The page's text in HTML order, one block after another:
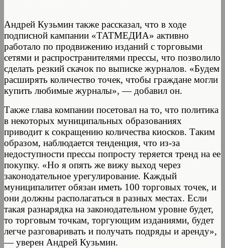
Андрей Кузьмин также рассказал, что в ходе
подписной кампании «ТАТМЕДИА» активно
работало по продвижению изданий с торговыми
сетями и распространителями прессы, что позволило
сделать резкий скачок по выписке журналов. «Будем
расширять количество точек, чтобы граждане могли
купить любимые журналы», — добавил он.
Также глава компании посетовал на то, что политика
в некоторых муниципальных образованиях
приводит к сокращению количества киосков. Таким
образом, наблюдается тенденция, что из-за
недоступности прессы попросту теряется тренд на ее
покупку. «Но я опять же вижу выход через
законодательное урегулирование. Каждый
муниципалитет обязан иметь 100 торговых точек, и
они должны располагаться в разных местах. Если
такая разнарядка на законодательном уровне будет,
то торговым точкам, торгующим изданиями, будет
легче разговаривать и получать подряды и аренду»,
— уверен Андрей Кузьмин.